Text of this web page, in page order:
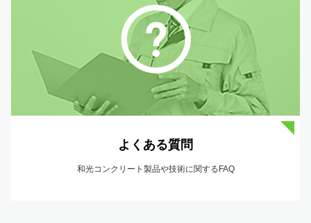
よくある質問
和光コンクリート製品や技術に関するFAQ